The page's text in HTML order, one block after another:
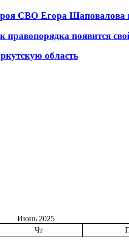
СВО Егора Шаповалова
правопорядка появится
область
Июнь 2025
Чт